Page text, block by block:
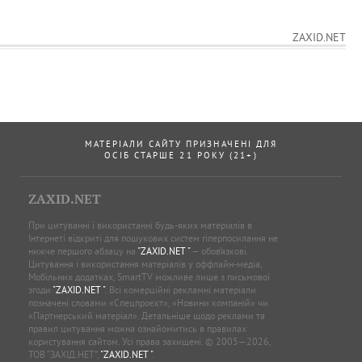
ZAXID.NET
МАТЕРІАЛИ САЙТУ ПРИЗНАЧЕНІ ДЛЯ
ОСІБ СТАРШЕ 21 РОКУ (21+)
ZAXID.NET
При цитуванні і використанні будь-яких матеріалів в
Інтернеті відкриті для пошукових систем гіперпосилання не
нижче першого абзацу на "ZAXID.NET "— обов’язкові.
Цитування і використання матеріалів у оффлайн-медіа,
Мобільних додатках, SmartTV можливе лише з письмової
згоди "ZAXID.NET ". Всі комерційні рекламні матеріали
позначені словами «Спецпроєкт», «Новини компаній» чи
«Партнерський матеріал». Детальніше щодо реклами та
правил цитування можна ознайомитись в правилах
користування сайтом. Усі права захищені. © 2005—2026,
ТОВ “ЗАХІД.НЕТ”, "ZAXID.NET ".